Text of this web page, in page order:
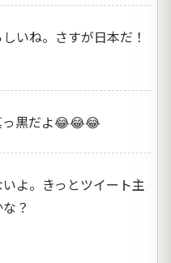
いね。さすが日本だ！
っ黒だよ😂😂😂
よ。きっとツイート主
？